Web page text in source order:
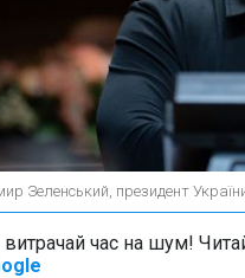
Зеленський, президент
час на шум!